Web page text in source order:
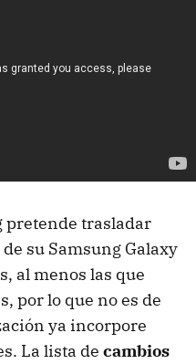
pretende trasladar
su Samsung Galaxy
al menos las que
por lo que no es de
ya incorpore
La lista de cambios